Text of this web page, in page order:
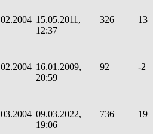
15.05.2011,
12:37
326 13
16.01.2009,
20:59
92 -2
09.03.2022,
19:06
736 19